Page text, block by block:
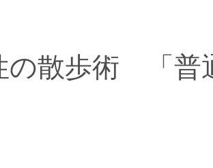
の散歩術 「普